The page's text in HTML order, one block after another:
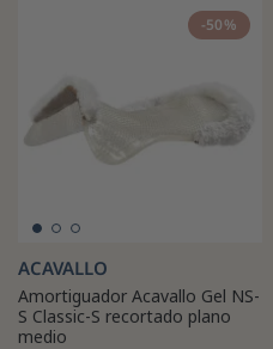
-50%
ACAVALLO
Amortiguador Acavallo Gel NS-
S Classic-S recortado plano
medio